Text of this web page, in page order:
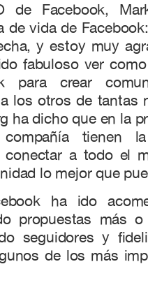
de Facebook,
de vida de
y estoy muy
fabuloso ver
para crear
los otros de tantas
ha dicho que en la
tienen
conectar a todo el
lo mejor que
ha ido
propuestas más
seguidores y
de los más